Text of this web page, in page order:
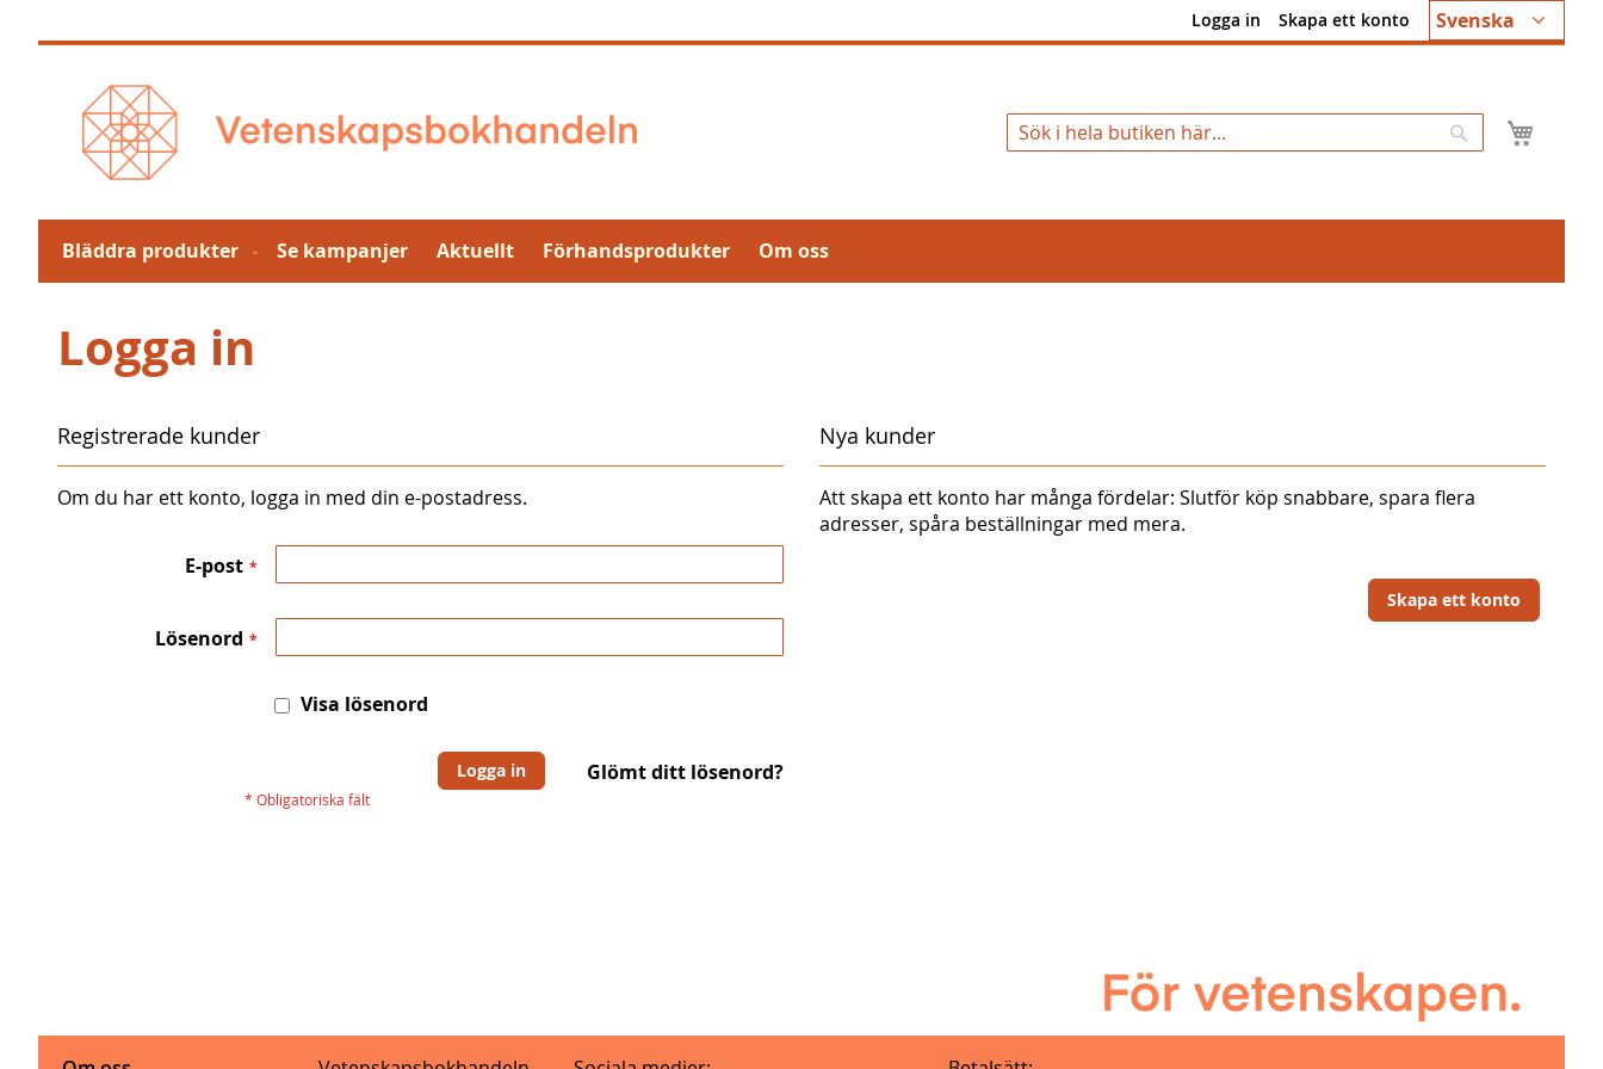
till
Språk
Svenska
Logga in Skapa ett konto
Sök
Bläddra produkter Se kampanjer Aktuellt Förhandsprodukter Om oss
Logga in
Registrerade kunder
Om du har ett konto, logga in med din e-postadress.
E-post
Lösenord
Visa lösenord
Logga in Glömt ditt lösenord?
Nya kunder
Att skapa ett konto har många fördelar: Slutför köp snabbare, spara flera
adresser, spåra beställningar med mera.
Skapa ett konto